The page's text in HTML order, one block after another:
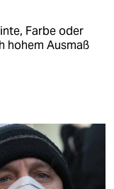
Farbe oder
hohem Ausmaß